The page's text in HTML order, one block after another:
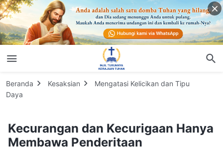
Beranda Kesaksian
Mengatasi Kelicikan dan Tipu
Daya
Kecurangan dan Kecurigaan Hanya
Membawa Penderitaan